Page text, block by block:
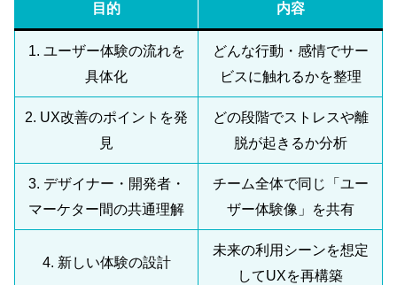
目的 内容
1. ユーザー体験の流れを
具体化
どんな行動・感情でサー
ビスに触れるかを整理
2. UX改善のポイントを発
見
どの段階でストレスや離
脱が起きるか分析
3. デザイナー・開発者・
マーケター間の共通理解
チーム全体で同じ「ユー
ザー体験像」を共有
4. 新しい体験の設計
未来の利用シーンを想定
してUXを再構築